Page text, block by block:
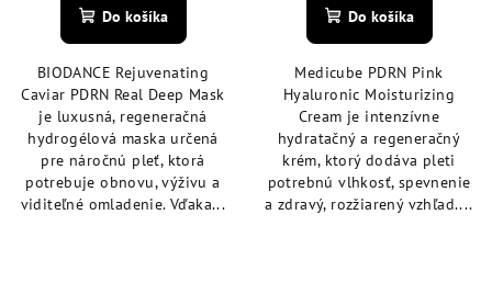
produktu
z
5
hviezdičiek.
Do košíka
BIODANCE Rejuvenating
Caviar PDRN Real Deep Mask
je luxusná, regeneračná
hydrogélová maska určená
pre náročnú pleť, ktorá
potrebuje obnovu, výživu a
viditeľné omladenie. Vďaka...
produktu
z
5
hviezdičiek.
Do košíka
Medicube PDRN Pink
Hyaluronic Moisturizing
Cream je intenzívne
hydratačný a regeneračný
krém, ktorý dodáva pleti
potrebnú vlhkosť, spevnenie
a zdravý, rozžiarený vzhľad....